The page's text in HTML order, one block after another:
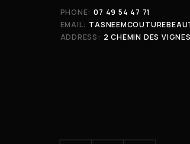
PHONE: 07 49 54 47 71
EMAIL:
ADDRESS: 2 CHEMIN DES